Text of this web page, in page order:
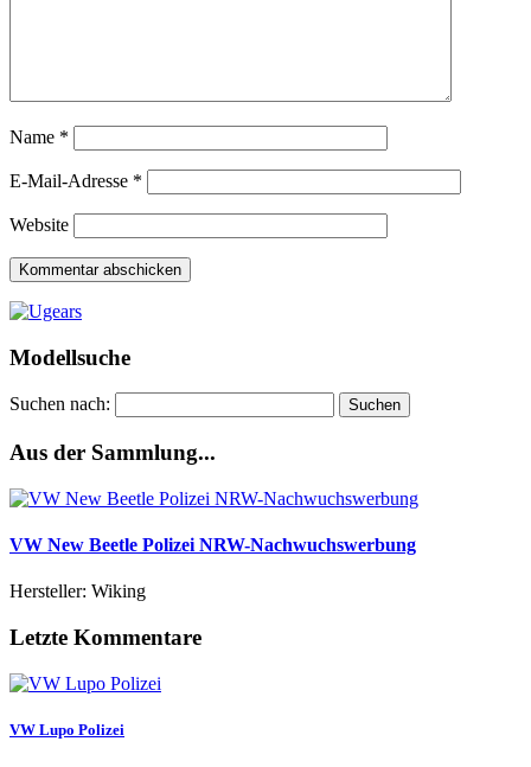
Name *
E-Mail-Adresse *
Website
Modellsuche
Suchen nach:
Aus der Sammlung...
VW New Beetle Polizei NRW-Nachwuchswerbung
Hersteller: Wiking
Letzte Kommentare
VW Lupo Polizei